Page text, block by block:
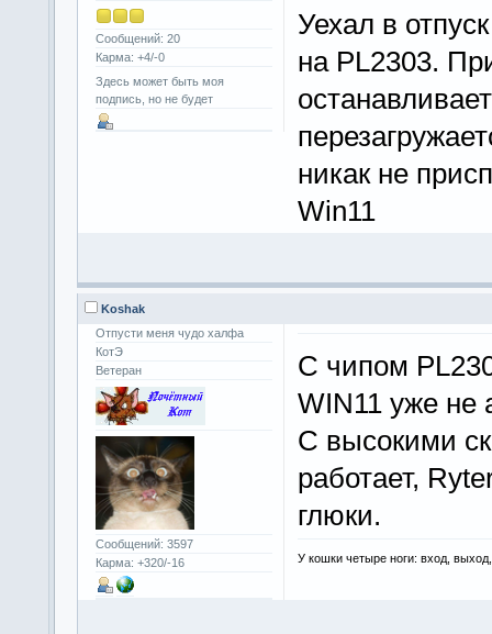
Сообщений: 20
Карма: +4/-0
Здесь может быть моя
подпись, но не будет
Уехал в
на PL2303.
никак не
Win11
Koshak
Отпусти меня чудо халфа
КотЭ
Ветеран
Сообщений: 3597
Карма: +320/-16
С чипом
WIN11 уже не
С высокими
работает,
глюки.
У кошки четыре ноги: вход,